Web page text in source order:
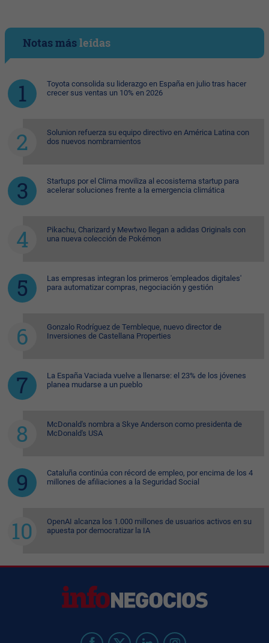
Notas másleídas
Toyota consolida su liderazgo en España en julio tras hacer
crecer sus ventas un 10% en 2026
Solunion refuerza su equipo directivo en América Latina con
dos nuevos nombramientos
Startups por el Clima moviliza al ecosistema startup para
acelerar soluciones frente a la emergencia climática
Pikachu, Charizard y Mewtwo llegan a adidas Originals con
una nueva colección de Pokémon
Las empresas integran los primeros 'empleados digitales'
para automatizar compras, negociación y gestión
Gonzalo Rodríguez de Tembleque, nuevo director de
Inversiones de Castellana Properties
La España Vaciada vuelve a llenarse: el 23% de los jóvenes
planea mudarse a un pueblo
McDonald's nombra a Skye Anderson como presidenta de
McDonald's USA
Cataluña continúa con récord de empleo, por encima de los 4
millones de afiliaciones a la Seguridad Social
OpenAI alcanza los 1.000 millones de usuarios activos en su
apuesta por democratizar la IA